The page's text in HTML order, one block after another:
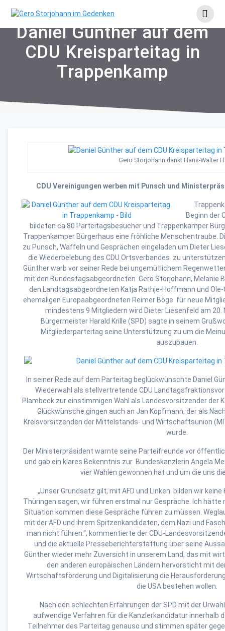
to
Daniel Günther auf dem
CDU Kreisparteitag in
Trappenkamp
Gero Storjohann dankt Hans-Walter
CDU Vereinigungen werben mit Punsch und
Beginn der
bildeten ca 80 Parteitagsbesucher und Trappenkamper
Trappenkamper Bürgerhaus eine fröhliche Menschentraube.
zu Punsch, Waffeln und Gesprächen eingeladen um Dieter
die Wiederbelebung des CDU Ortsverbandes zu
Günther warb vor seiner Rede bei ungemütlichem
mit den Bundestagsabgeordneten Gero Storjohann, Melanie
den Landtagsabgeordneten Katja Rathje-Hoffmann und
ehemaligen Europaabgeordneten Reimer Böge für neue
mindestens 9 Mitgliedern wird Dieter Liesenfeld am 20.
Bürgermeister Harald Krille (SPD) sagte in seinem
Mitgliederparteitag seine Unterstützung zu um die
auszubauen.
In seiner Rede auf dem Parteitag beglückwünschte Daniel
Wiederwahl als stellvertretende CDU
Plambeck zur einstimmigen Wahl als Landesvorsitzender der
Glückwünsche gingen auch an Jan Kopfmann, der als
Kreisvorsitzenden der Mittelstands- und Wirtschaftsunion
wurde.
Der Ministerpräsident warnte seine Parteifreunde vor
und gab ein klares Bekenntnis zur Bundeskanzlerin Angela
vier Wahlen gewonnen hat und um die uns
„Unser Grundsatz gilt, mit AFD und Linken bilden wir keine
Thüringen sagen, wir führen erstmal nur Gespräche. Ich hätte
Situation kommen diese Gespräche führen zu müssen.
mit der AFD und ihrem Spitzenkandidaten, dem Nazi und
man nicht führen.“, kommentierte der CDU-
und die aktuelle Presseberichterstattung über seine
Günther wieder mehr Zuversicht in unserem Land, das mit
den anderen europäischen Ländern hervorsticht mit
Wirtschaftsförderung und Digitalisierung die
die USA bestehen wollen.
Nach den schlechten Erfahrungen der SPD mit der
aufwendige Verfahren für die Kanzlerkandidatur innerhalb
Teilnehmer des Parteitag genauso und stimmen später